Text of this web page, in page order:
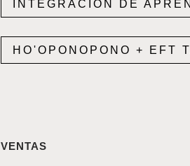
INTEGRACIÓN DE
HO'OPONOPONO + EFT
VENTAS